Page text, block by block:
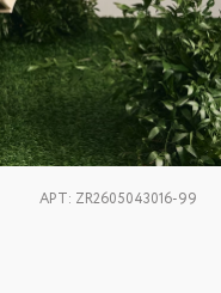
АРТ: ZR2605043016-99